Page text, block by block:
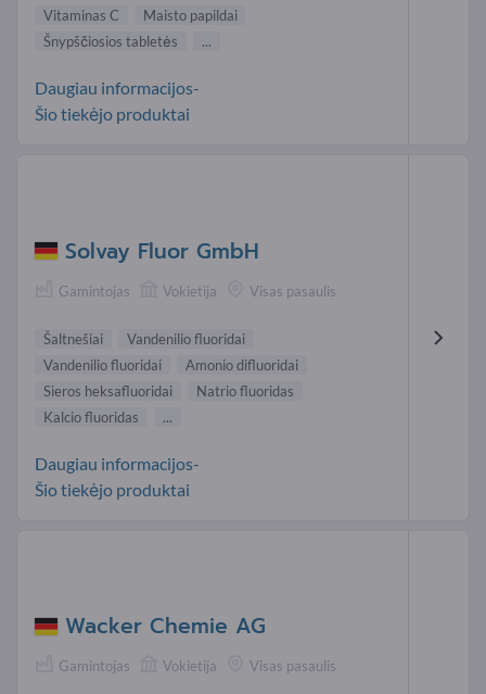
Vitaminas C
Maisto papildai
Šnypščiosios tabletės
...
Daugiau informacijos-
Šio tiekėjo produktai
Solvay Fluor GmbH
Gamintojas Vokietija Visas pasaulis
Šaltnešiai
Vandenilio fluoridai
Vandenilio fluoridai
Amonio difluoridai
Sieros heksafluoridai
Natrio fluoridas
Kalcio fluoridas
...
Daugiau informacijos-
Šio tiekėjo produktai
Wacker Chemie AG
Gamintojas Vokietija Visas pasaulis